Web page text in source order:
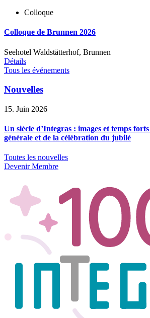
Colloque
Colloque de Brunnen 2026
Seehotel Waldstätterhof, Brunnen
Détails
Tous les événements
Nouvelles
15. Juin 2026
Un siècle d’Integras : images et temps forts
générale et de la célébration du jubilé
Toutes les nouvelles
Devenir Membre